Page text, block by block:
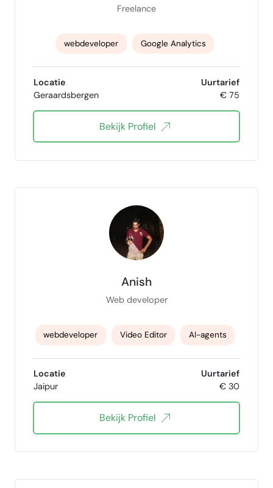
Data analyse inzichten
UX-design grafisch ontwerp
Presentatieontwerp
beeldbewerking 3D-visualisatie
Freelance
webdeveloper Google Analytics
Locatie
Geraardsbergen
Uurtarief
€ 75
Bekijk Profiel
Anish
Web developer
webdeveloper Video Editor AI-agents
Locatie
Jaipur
Uurtarief
€ 30
Bekijk Profiel